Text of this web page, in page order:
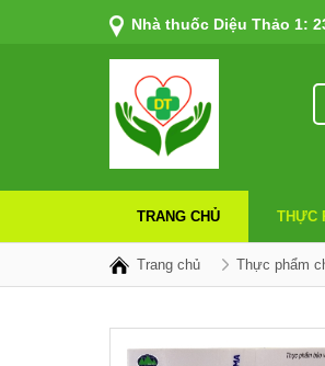
Nhà thuốc Diệu Thảo 1:
TRANG CHỦ THỰC
Trang chủ Thực phẩm